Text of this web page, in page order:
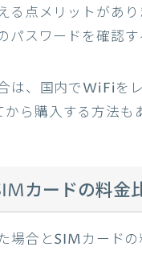
る点メリットがあ
スワードを確認す
は、国内でWiFiを
ら購入する方法も
カードの料金
合とSIMカードの